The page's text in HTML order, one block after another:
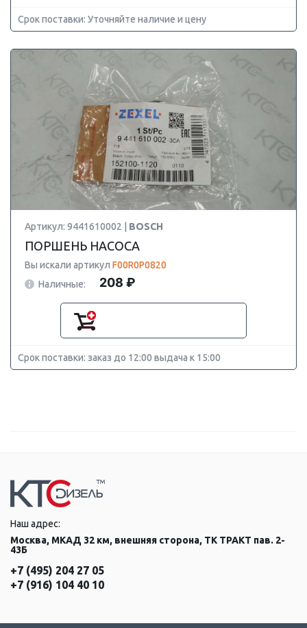
Срок поставки: Уточняйте наличие и цену
Артикул: 9441610002 | BOSCH
ПОРШЕНЬ НАСОСА
Вы искали артикул F00R0P0820
Наличные:
208 ₽
Срок поставки: заказ до 12:00 выдача к 15:00
Наш адрес:
Москва, МКАД 32 км, внешняя сторона, ТК ТРАКТ пав. 2-
43Б
+7 (495) 204 27 05
+7 (916) 104 40 10